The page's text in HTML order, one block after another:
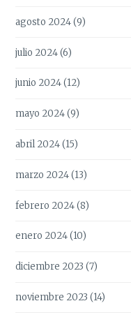
agosto 2024(9)
julio 2024(6)
junio 2024(12)
mayo 2024(9)
abril 2024(15)
marzo 2024(13)
febrero 2024(8)
enero 2024(10)
diciembre 2023 (7)
noviembre 2023 (14)